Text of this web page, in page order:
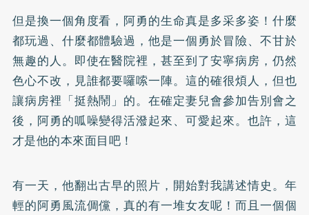
但是換一個角度看，阿勇的生命真是多采多姿！什麼
都玩過、什麼都體驗過，他是一個勇於冒險、不甘於
無趣的人。即使在醫院裡，甚至到了安寧病房，仍然
色心不改，見誰都要囉嗦一陣。這的確很煩人，但也
讓病房裡「挺熱鬧」的。在確定妻兒會參加告別會之
後，阿勇的呱噪變得活潑起來、可愛起來。也許，這
才是他的本來面目吧！
有一天，他翻出古早的照片，開始對我講述情史。年
輕的阿勇風流倜儻，真的有一堆女友呢！而且一個個